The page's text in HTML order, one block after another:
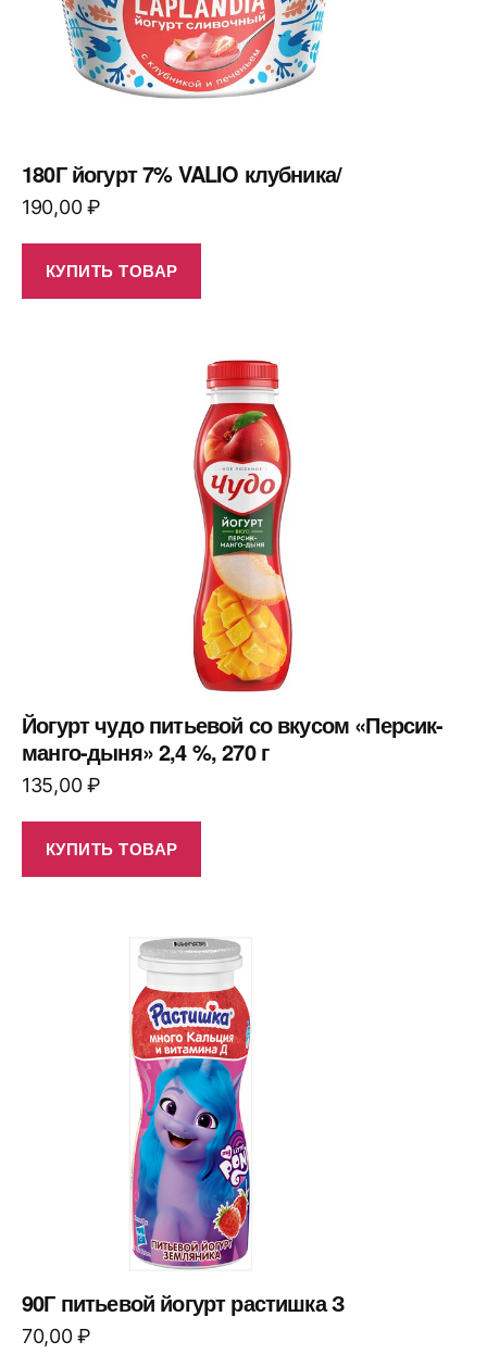
180Г йогурт 7% VALIO клубника/
190,00₽
КУПИТЬ ТОВАР
Йогурт чудо питьевой со вкусом «Персик-
манго-дыня» 2,4 %, 270 г
135,00₽
КУПИТЬ ТОВАР
90Г питьевой йогурт растишка З
70,00₽